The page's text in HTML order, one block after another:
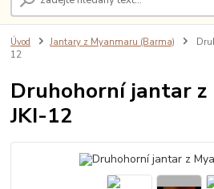
Úvod Jantary z Myanmaru (Barma)
12
Druhohorní jantar z
JKI-12